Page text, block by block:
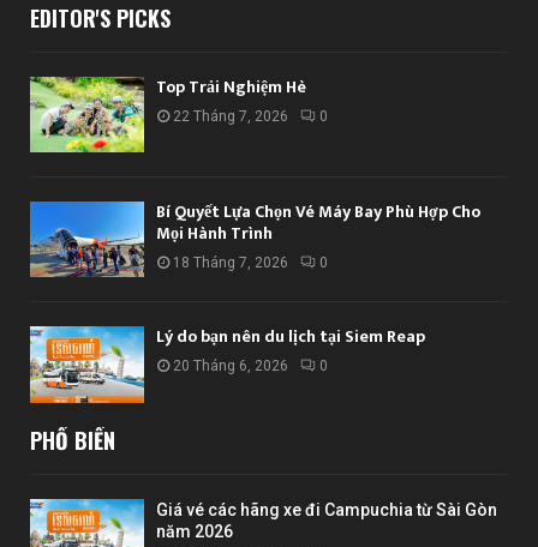
EDITOR'S PICKS
Top Trải Nghiệm Hè
22 Tháng 7, 2026 0
Bí Quyết Lựa Chọn Vé Máy Bay Phù Hợp Cho
Mọi Hành Trình
18 Tháng 7, 2026 0
Lý do bạn nên du lịch tại Siem Reap
20 Tháng 6, 2026 0
PHỔ BIẾN
Giá vé các hãng xe đi Campuchia từ Sài Gòn
năm 2026